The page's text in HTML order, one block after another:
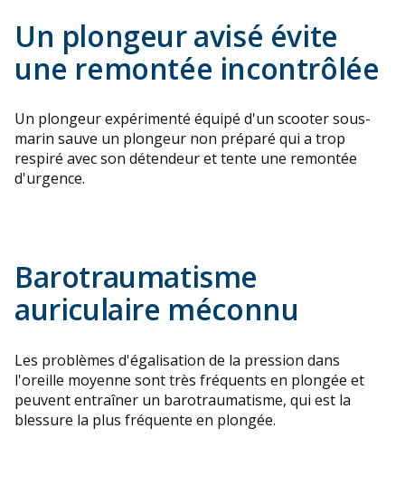
Un plongeur avisé évite
une remontée incontrôlée
Un plongeur expérimenté équipé d'un scooter sous-
marin sauve un plongeur non préparé qui a trop
respiré avec son détendeur et tente une remontée
d'urgence.
Barotraumatisme
auriculaire méconnu
Les problèmes d'égalisation de la pression dans
l'oreille moyenne sont très fréquents en plongée et
peuvent entraîner un barotraumatisme, qui est la
blessure la plus fréquente en plongée.